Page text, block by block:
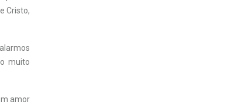
Cristo,
muito
amor